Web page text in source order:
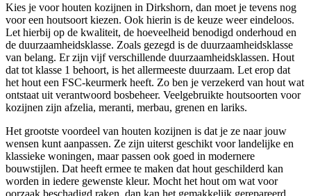
Kies je voor houten kozijnen in Dirkshorn, dan moet je tevens nog
voor een houtsoort kiezen. Ook hierin is de keuze weer eindeloos.
Let hierbij op de kwaliteit, de hoeveelheid benodigd onderhoud en
de duurzaamheidsklasse. Zoals gezegd is de duurzaamheidsklasse
van belang. Er zijn vijf verschillende duurzaamheidsklassen. Hout
dat tot klasse 1 behoort, is het allermeeste duurzaam. Let erop dat
het hout een FSC-keurmerk heeft. Zo ben je verzekerd van hout wat
ontstaat uit verantwoord bosbeheer. Veelgebruikte houtsoorten voor
kozijnen zijn afzelia, meranti, merbau, grenen en lariks.
Het grootste voordeel van houten kozijnen is dat je ze naar jouw
wensen kunt aanpassen. Ze zijn uiterst geschikt voor landelijke en
klassieke woningen, maar passen ook goed in modernere
bouwstijlen. Dat heeft ermee te maken dat hout geschilderd kan
worden in iedere gewenste kleur. Mocht het hout om wat voor
oorzaak beschadigd raken, dan kan het gemakkelijk gerepareerd